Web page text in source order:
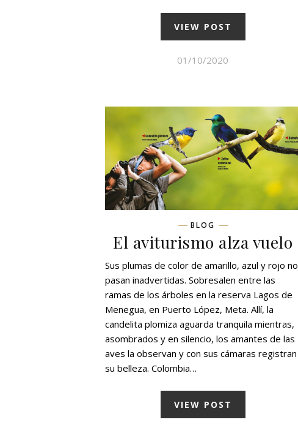
VIEW POST
01/10/2020
BLOG
El aviturismo alza vuelo
Sus plumas de color de amarillo, azul y rojo no
pasan inadvertidas. Sobresalen entre las
ramas de los árboles en la reserva Lagos de
Menegua, en Puerto López, Meta. Allí, la
candelita plomiza aguarda tranquila mientras,
asombrados y en silencio, los amantes de las
aves la observan y con sus cámaras registran
su belleza. Colombia…
VIEW POST